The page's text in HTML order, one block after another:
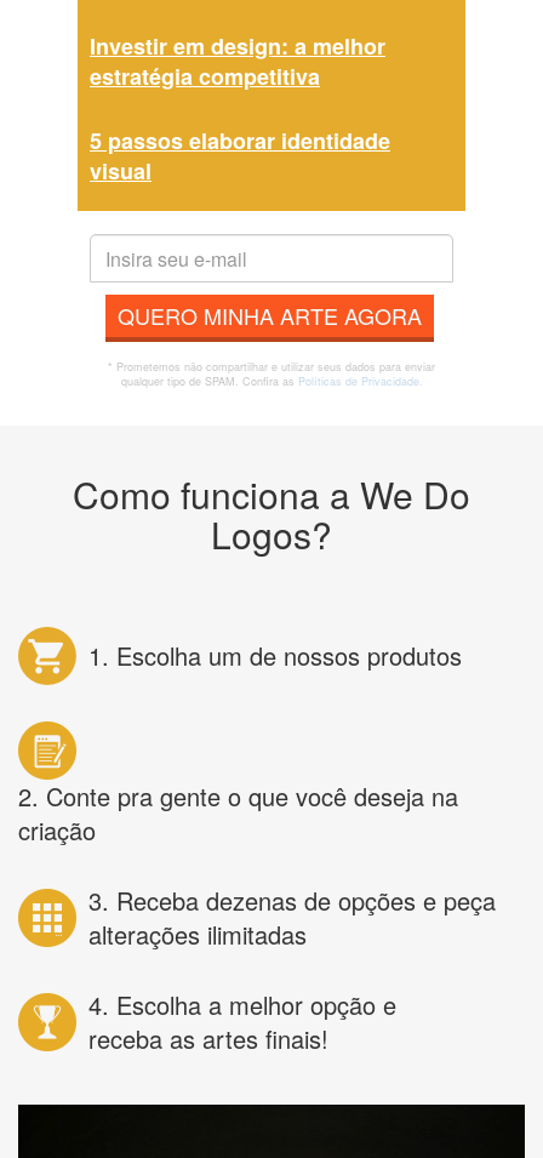
Investir em design: a melhor
estratégia competitiva
5 passos elaborar identidade
visual
QUERO MINHA ARTE AGORA
* Prometemos não compartilhar e utilizar seus dados para enviar
qualquer tipo de SPAM. Confira as Políticas de Privacidade.
Como funciona a We Do
Logos?
1. Escolha um de nossos produtos
2. Conte pra gente o que você deseja na
criação
3. Receba dezenas de opções e peça
alterações ilimitadas
4. Escolha a melhor opção e
receba as artes finais!